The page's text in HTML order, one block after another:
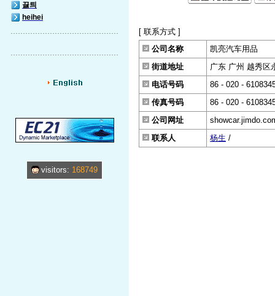
끓틔
heihei
visitors: 168749
[ 联系方式 ]
公司名称
凯亮汽车用品
街道地址
广东 广州 越秀区
电话号码
86 - 020 -
传真号码
86 - 020 -
公司网址
联系人
杨生 /